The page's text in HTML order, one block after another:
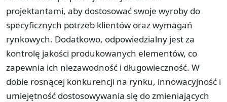
projektantami, aby dostosować swoje wyroby do
specyficznych potrzeb klientów oraz wymagań
rynkowych. Dodatkowo, odpowiedzialny jest za
kontrolę jakości produkowanych elementów, co
zapewnia ich niezawodność i długowieczność. W
dobie rosnącej konkurencji na rynku, innowacyjność i
umiejętność dostosowywania się do zmieniających